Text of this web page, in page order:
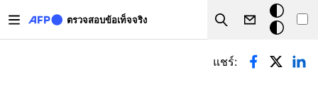
ตรวจสอบข้อเท็จจริง
Search
โหมด
มืด
Primary tabs
แชร์: